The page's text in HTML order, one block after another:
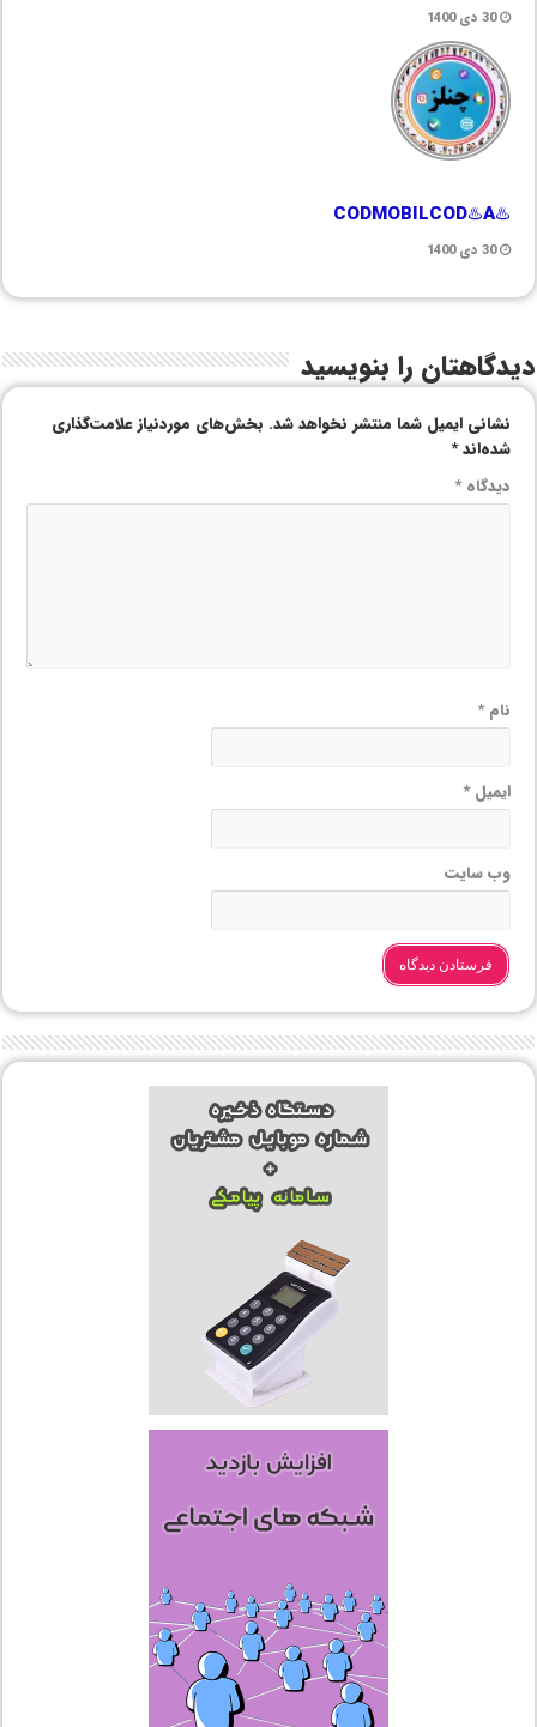
30 دی 1400
♨️CODMOBILCOD♨️A
30 دی 1400
دیدگاهتان را بنویسید
نشانی ایمیل شما منتشر نخواهد شد. بخش‌های موردنیاز علامت‌گذاری
شده‌اند*
دیدگاه*
نام*
ایمیل*
وب‌ سایت